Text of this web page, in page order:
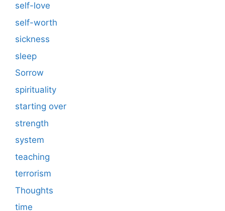
self-love
self-worth
sickness
sleep
Sorrow
spirituality
starting over
strength
system
teaching
terrorism
Thoughts
time